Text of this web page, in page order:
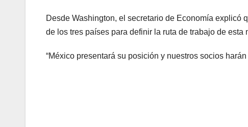
Desde Washington, el secretario de Economía explicó
de los tres países para definir la ruta de trabajo de
“México presentará su posición y nuestros socios